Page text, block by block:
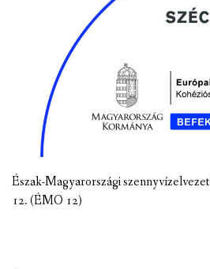
Észak-Magyarországi
12. (ÉMO 12)